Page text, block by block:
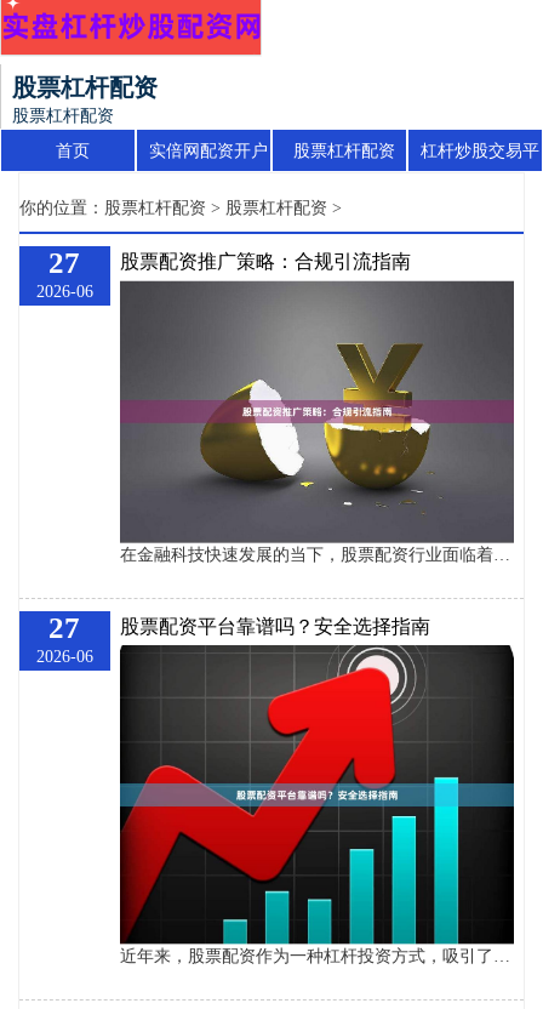
股票杠杆配资
股票杠杆配资
首页
实倍网配资开户 股票杠杆配资 杠杆炒股交易平
你的位置： 股票杠杆配资 > 股票杠杆配资 >
27
2026-06
股票配资推广策略：合规引流指南
在金融科技快速发展的当下，股票配资行业面临着日益严格的监管环境。如何在合规框架内有效推广配资业务实倍网配资开户，成为众多从业者关注的焦点。本文将深入探讨合规引流的关键策略，帮助配资平台在合法合规的前提下实现可持续增长。 ## 一、理解合规边界，构建信任基础 合规是配资推广的生命线。根据《证券法》及银保监会相关规定，配资平台不得承诺收益、不得虚假宣传、不得诱导投资者进行杠杆交易。因此，推广内容必须真实、客观，避免使用“稳赚不赔”“高收益零风险”等违规表述。 建议在官网及推广页面显著位置添加风险提
27
2026-06
股票配资平台靠谱吗？安全选择指南